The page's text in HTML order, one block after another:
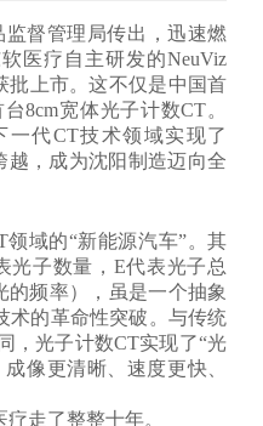
督管理局传出，迅速燃
医疗自主研发的NeuViz
批上市。这不仅是中国首
8cm宽体光子计数CT。
代CT技术领域实现了
越，成为沈阳制造迈向全
域的“新能源汽车”。其
光子数量，E代表光子总
的频率），虽是一个抽象
术的革命性突破。与传统
，光子计数CT实现了“光
像更清晰、速度更快、
走了整整十年。